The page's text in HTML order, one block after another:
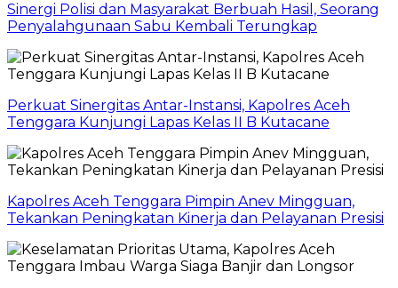
Sinergi Polisi dan Masyarakat Berbuah Hasil, Seorang
Penyalahgunaan Sabu Kembali Terungkap
Perkuat Sinergitas Antar-Instansi, Kapolres Aceh
Tenggara Kunjungi Lapas Kelas II B Kutacane
Kapolres Aceh Tenggara Pimpin Anev Mingguan,
Tekankan Peningkatan Kinerja dan Pelayanan Presisi